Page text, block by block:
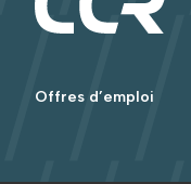
Offres d’emploi